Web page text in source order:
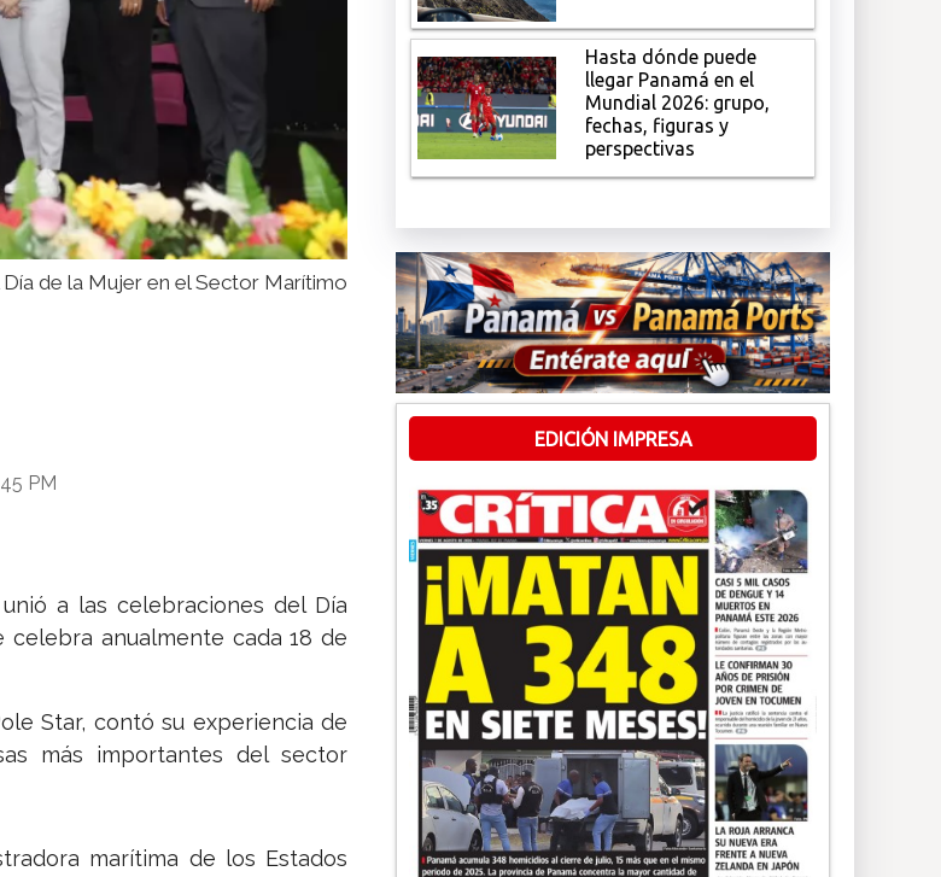
de la Mujer en el Sector Marítimo
PM
a las celebraciones del Día
anualmente cada 18 de
Star, contó su experiencia de
más importantes del sector
marítima de los Estados
Hasta dónde puede
llegar Panamá en el
Mundial 2026: grupo,
fechas, figuras y
perspectivas
EDICIÓN IMPRESA